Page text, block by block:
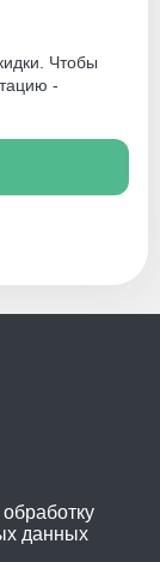
Чтобы
-
данных